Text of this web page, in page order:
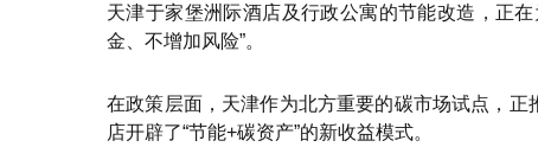
天津于家堡洲际酒店及行政公寓的节能改造，正
金、不增加风险”。
在政策层面，天津作为北方重要的碳市场试点，
店开辟了“节能+碳资产”的新收益模式。